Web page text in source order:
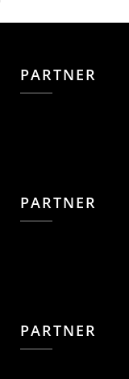
PARTNER
PARTNER
PARTNER